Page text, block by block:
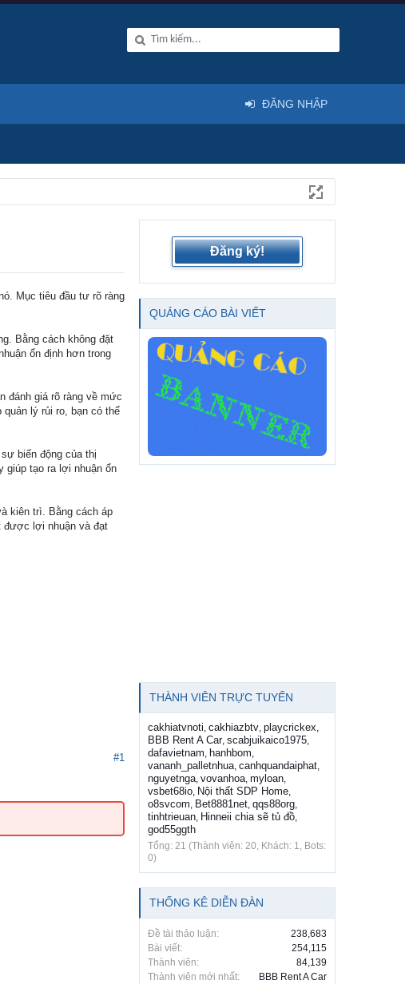
Mục tiêu đầu tư rõ ràng
Bằng cách không đặt
ổn định hơn trong
đánh giá rõ ràng về mức
lý rủi ro, bạn có thể
biến động của thị
giúp tạo ra lợi nhuận ổn
kiên trì. Bằng cách áp
được lợi nhuận và đạt
#1
Đăng ký!
QUẢNG CÁO BÀI VIẾT
THÀNH VIÊN TRỰC TUYẾN
cakhiatvnoti, cakhiazbtv, playcrickex,
BBB Rent A Car, scabjuikaico1975,
dafavietnam, hanhbom,
vananh_palletnhua, canhquandaiphat,
nguyetnga, vovanhoa, myloan,
vsbet68io, Nội thất SDP Home,
o8svcom, Bet8881net, qqs88org,
tinhtrieuan, Hinneii chia sẽ tủ đồ,
god55ggth
Tổng: 21 (Thành viên: 20, Khách: 1, Bots:
0)
THỐNG KÊ DIỄN ĐÀN
Đề tài thảo luận:
238,683
Bài viết:
254,115
Thành viên:
84,139
Thành viên mới nhất:
BBB Rent A Car
ĐĂNG NHẬP